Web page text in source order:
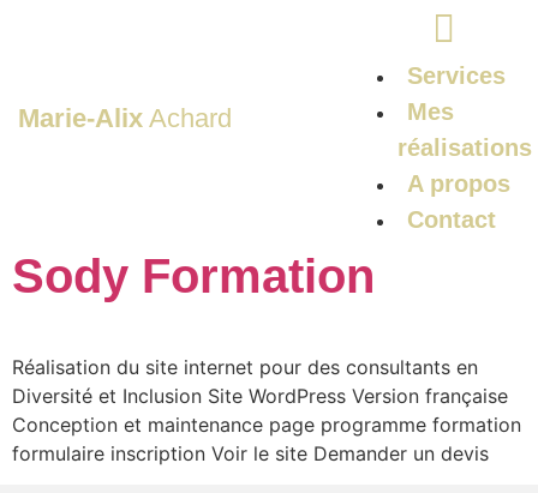
Marie-AlixAchard
Services
Mes
réalisations
A propos
Contact
Sody Formation
Réalisation du site internet pour des consultants en
Diversité et Inclusion Site WordPress Version française
Conception et maintenance page programme formation
formulaire inscription Voir le site Demander un devis